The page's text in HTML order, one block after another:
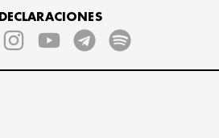
DECLARACIONES